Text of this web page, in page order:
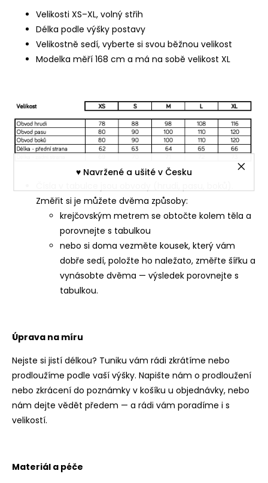
♥︎ Navržené a ušité v Česku
Velikosti XS–XL, volný střih
Délka podle výšky postavy
Velikostně sedí, vyberte si svou běžnou velikost
Modelka měří 168 cm a má na sobě velikost XL
Změřit si je můžete dvěma způsoby:
krejčovským metrem se obtočte kolem těla a
porovnejte s tabulkou
nebo si doma vezměte kousek, který vám
dobře sedí, položte ho naležato, změřte šířku a
vynásobte dvěma — výsledek porovnejte s
tabulkou.
Úprava na míru
Nejste si jistí délkou? Tuniku vám rádi zkrátíme nebo
prodloužíme podle vaší výšky. Napište nám o prodloužení
nebo zkrácení do poznámky v košíku u objednávky, nebo
nám dejte vědět předem — a rádi vám poradíme i s
velikostí.
Materiál a péče